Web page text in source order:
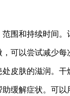
围和持续时间
可以尝试减少
皮肤的滋润。
缓解症状。可以